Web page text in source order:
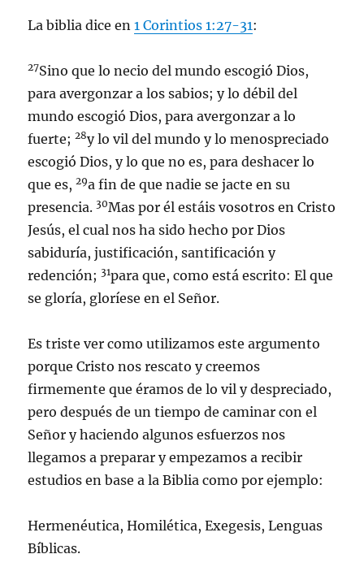
La biblia dice en1 Corintios 1:27-31:
27Sino que lo necio del mundo escogió Dios,
para avergonzar a los sabios; y lo débil del
mundo escogió Dios, para avergonzar a lo
fuerte;28y lo vil del mundo y lo menospreciado
escogió Dios, y lo que no es, para deshacer lo
que es,29a fin de que nadie se jacte en su
presencia.30Mas por él estáis vosotros en Cristo
Jesús, el cual nos ha sido hecho por Dios
sabiduría, justificación, santificación y
redención;31para que, como está escrito: El que
se gloría, gloríese en el Señor.
Es triste ver como utilizamos este argumento
porque Cristo nos rescato y creemos
firmemente que éramos de lo vil y despreciado,
pero después de un tiempo de caminar con el
Señor y haciendo algunos esfuerzos nos
llegamos a preparar y empezamos a recibir
estudios en base a la Biblia como por ejemplo:
Hermenéutica, Homilética, Exegesis, Lenguas
Bíblicas.